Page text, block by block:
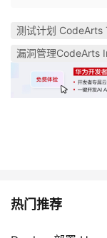
测试计划 CodeArts
漏洞管理CodeArts
热门推荐